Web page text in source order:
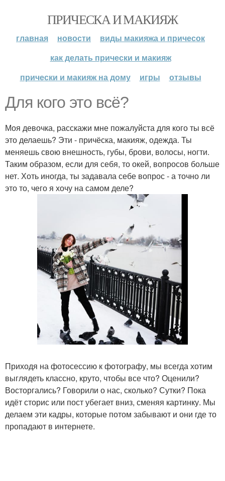
ПРИЧЕСКА И МАКИЯЖ
главная новости
виды макияжа и причесок
как делать прически и макияж
прически и макияж на дому
игры отзывы
Для кого это всё?
Моя девочка, расскажи мне пожалуйста для кого ты всё
это делаешь? Эти - причёска, макияж, одежда. Ты
меняешь свою внешность, губы, брови, волосы, ногти.
Таким образом, если для себя, то окей, вопросов больше
нет. Хоть иногда, ты задавала себе вопрос - а точно ли
это то, чего я хочу на самом деле?
Приходя на фотосессию к фотографу, мы всегда хотим
выглядеть классно, круто, чтобы все что? Оценили?
Восторгались? Говорили о нас, сколько? Сутки? Пока
идёт сторис или пост убегает вниз, сменяя картинку. Мы
делаем эти кадры, которые потом забывают и они где то
пропадают в интернете.